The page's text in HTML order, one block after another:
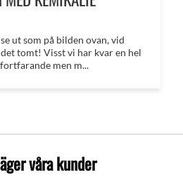
ut som på bilden ovan, vid
tomt! Visst vi har kvar en hel
men m...
våra kunder